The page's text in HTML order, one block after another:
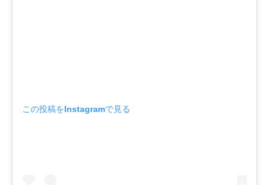
この投稿をInstagramで見る